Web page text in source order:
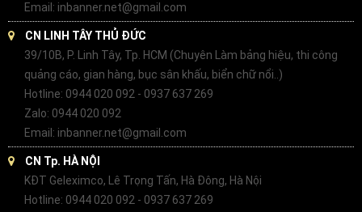
Email: inbanner.net@gmail.com
CN LINH TÂY THỦ ĐỨC
39/10B, P. Linh Tây, Tp. HCM (Chuyên Làm bảng hiệu, thi công
quảng cáo, gian hàng, bục sân khấu, biển chữ nổi..)
Hotline: 0944 020 092 - 0937 637 269
Zalo: 0944 020 092
Email: inbanner.net@gmail.com
CN Tp. HÀ NỘI
KĐT Geleximco, Lê Trọng Tấn, Hà Đông, Hà Nội
Hotline: 0944 020 092 - 0937 637 269